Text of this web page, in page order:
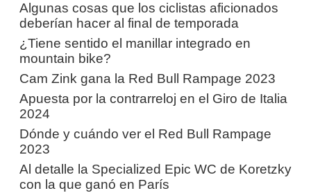
Algunas cosas que los ciclistas aficionados
deberían hacer al final de temporada
¿Tiene sentido el manillar integrado en
mountain bike?
Cam Zink gana la Red Bull Rampage 2023
Apuesta por la contrarreloj en el Giro de Italia
2024
Dónde y cuándo ver el Red Bull Rampage
2023
Al detalle la Specialized Epic WC de Koretzky
con la que ganó en París